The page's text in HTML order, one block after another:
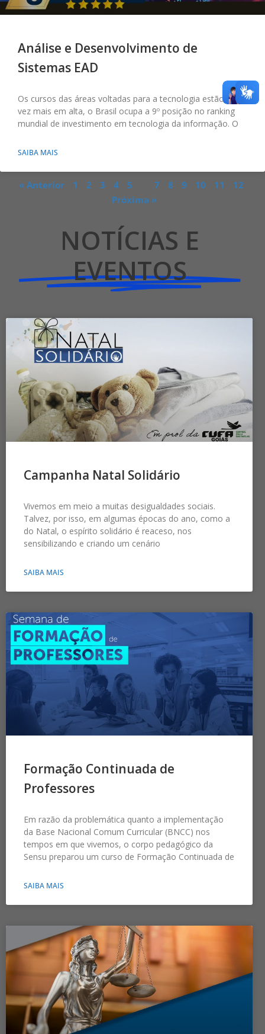
Análise e Desenvolvimento de
Sistemas EAD
Os cursos das áreas voltadas para a tecnologia estão cada
vez mais em alta, o Brasil ocupa a 9º posição no ranking
mundial de investimento em tecnologia da informação. O
SAIBA MAIS
« Anterior 1 2 3 4 5 7 8 9 10 11
12
Próxima »
NOTÍCIAS E
EVENTOS
Campanha Natal Solidário
Vivemos em meio a muitas desigualdades sociais.
Talvez, por isso, em algumas épocas do ano, como a
do Natal, o espírito solidário é reaceso, nos
sensibilizando e criando um cenário
SAIBA MAIS
Formação Continuada de
Professores
Em razão da problemática quanto a implementação
da Base Nacional Comum Curricular (BNCC) nos
tempos em que vivemos, o corpo pedagógico da
Sensu preparou um curso de Formação Continuada de
SAIBA MAIS